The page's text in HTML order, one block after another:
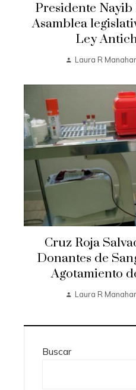
Presidente Nayib
Asamblea
Ley
Laura R
Cruz Roja
Donantes de
Agotamiento
Laura R
Buscar